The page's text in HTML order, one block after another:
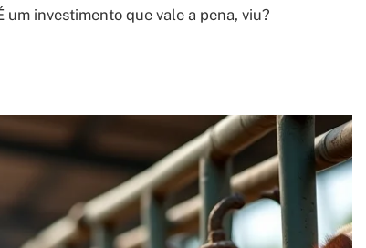
investimento que vale a pena, viu?